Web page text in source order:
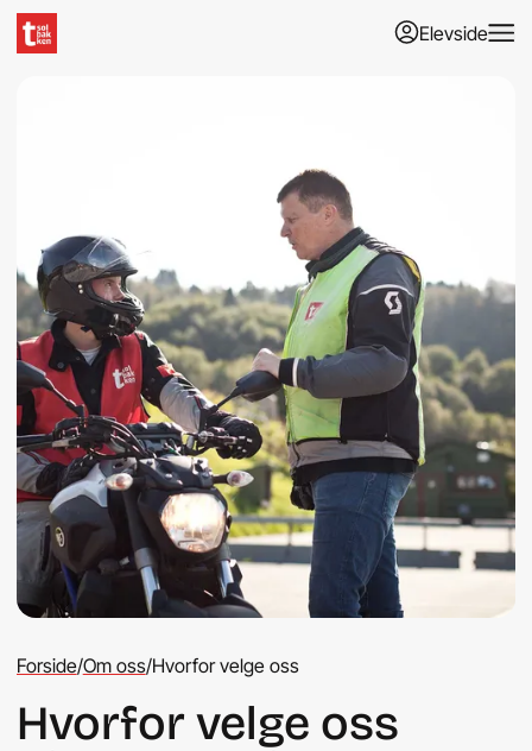
Elevside
Forside/Om oss/Hvorfor velge oss
Hvorfor velge oss